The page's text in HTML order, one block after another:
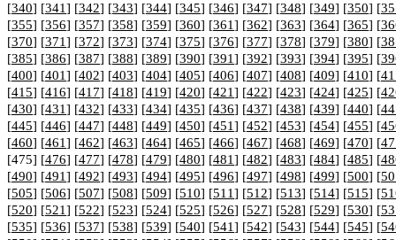
[340] [341] [342] [343] [344] [345] [346] [347] [348] [349] [350] [
[355] [356] [357] [358] [359] [360] [361] [362] [363] [364] [365] [
[370] [371] [372] [373] [374] [375] [376] [377] [378] [379] [380] [
[385] [386] [387] [388] [389] [390] [391] [392] [393] [394] [395] [
[400] [401] [402] [403] [404] [405] [406] [407] [408] [409] [410] [
[415] [416] [417] [418] [419] [420] [421] [422] [423] [424] [425] [
[430] [431] [432] [433] [434] [435] [436] [437] [438] [439] [440] [
[445] [446] [447] [448] [449] [450] [451] [452] [453] [454] [455] [
[460] [461] [462] [463] [464] [465] [466] [467] [468] [469] [470] [
[475] [476] [477] [478] [479] [480] [481] [482] [483] [484] [485] [
[490] [491] [492] [493] [494] [495] [496] [497] [498] [499] [500] [
[505] [506] [507] [508] [509] [510] [511] [512] [513] [514] [515] [
[520] [521] [522] [523] [524] [525] [526] [527] [528] [529] [530] [
[535] [536] [537] [538] [539] [540] [541] [542] [543] [544] [545] [